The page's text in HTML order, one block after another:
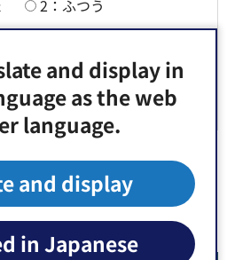
and display in
as the web
language.
and display
in Japanese
2：ふつう